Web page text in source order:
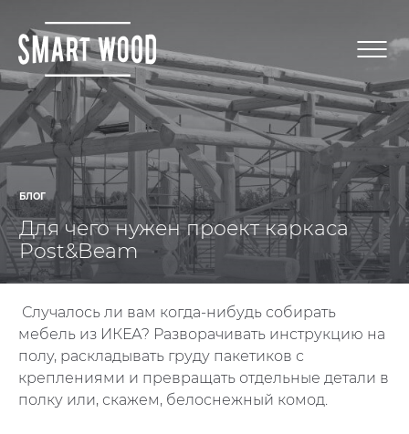
БЛОГ
Для чего нужен проект каркаса
Post&Beam
Случалось ли вам когда-нибудь собирать
мебель из ИКЕА?⁣⁣ Разворачивать инструкцию на
полу, раскладывать груду пакетиков с
креплениями и превращать отдельные детали в
полку или, скажем, белоснежный комод.⁣⁣